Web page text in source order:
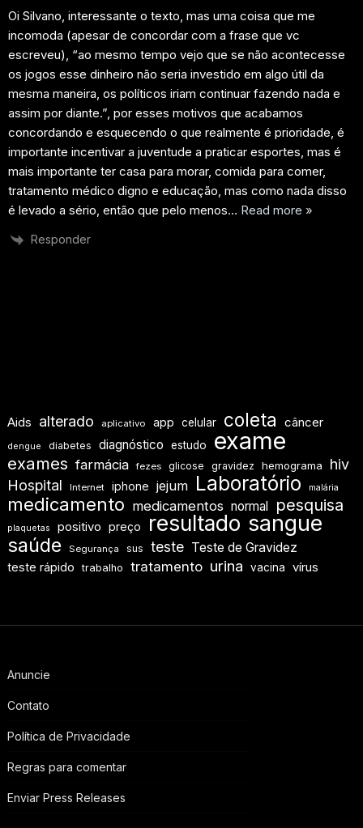
Oi Silvano, interessante o texto, mas uma coisa que me
incomoda (apesar de concordar com a frase que vc
escreveu), “ao mesmo tempo vejo que se não acontecesse
os jogos esse dinheiro não seria investido em algo útil da
mesma maneira, os políticos iriam continuar fazendo nada e
assim por diante.”, por esses motivos que acabamos
concordando e esquecendo o que realmente é prioridade, é
importante incentivar a juventude a praticar esportes, mas é
mais importante ter casa para morar, comida para comer,
tratamento médico digno e educação, mas como nada disso
é levado a sério, então que pelo menos… Read more »
Responder
Aids alterado aplicativo app celular coleta câncer
dengue diabetes diagnóstico estudo exame
exames farmácia fezes glicose gravidez hemograma
hiv
Hospital
Internet iphone jejum Laboratório malária
medicamento medicamentos normal pesquisa
plaquetas positivo preço resultado sangue
saúde Segurança sus teste Teste de Gravidez
teste rápido trabalho tratamento urina vacina vírus
Anuncie
Contato
Política de Privacidade
Regras para comentar
Enviar Press Releases